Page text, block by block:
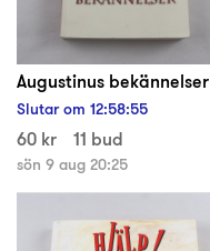
Augustinus bekännelser
Slutar om 12:58:55
60 kr 11 bud
sön 9 aug 20:25